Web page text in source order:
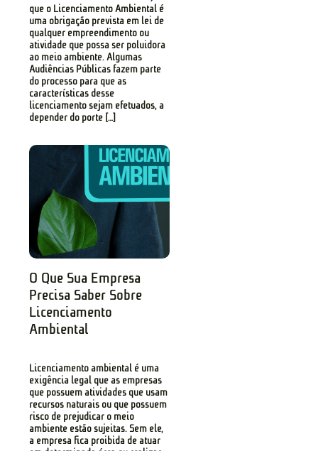
que o Licenciamento Ambiental é
uma obrigação prevista em lei de
qualquer empreendimento ou
atividade que possa ser poluidora
ao meio ambiente. Algumas
Audiências Públicas fazem parte
do processo para que as
características desse
licenciamento sejam efetuados, a
depender do porte […]
O Que Sua Empresa
Precisa Saber Sobre
Licenciamento
Ambiental
Licenciamento ambiental é uma
exigência legal que as empresas
que possuem atividades que usam
recursos naturais ou que possuem
risco de prejudicar o meio
ambiente estão sujeitas. Sem ele,
a empresa fica proibida de atuar